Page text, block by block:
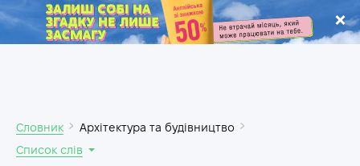
.
Словник
Архітектура та будівництво
Список слів